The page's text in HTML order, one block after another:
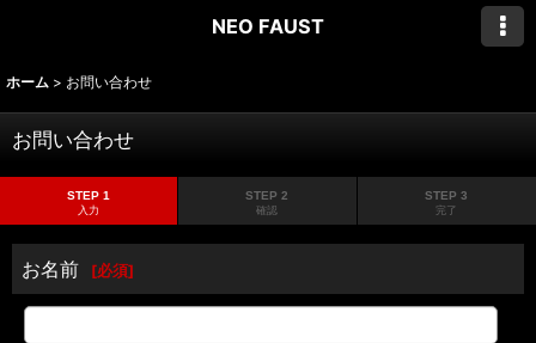
NEO FAUST
ホーム > お問い合わせ
お問い合わせ
STEP 1
入力
STEP 2
確認
STEP 3
完了
お名前 [必須]